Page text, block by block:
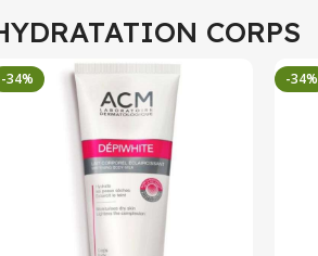
CORPS
-34% -34%